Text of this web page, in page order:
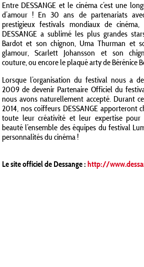
Entre DESSANGE et le cinéma c’est une
d’amour ! En 30 ans de partenariats
prestigieux festivals mondiaux de cinéma,
DESSANGE a sublimé les plus grandes
Bardot et son chignon, Uma Thurman et
glamour, Scarlett Johansson et son
couture, ou encore le plaqué arty de Bérénice
Lorsque l’organisation du festival nous a
2009 de devenir Partenaire Officiel du
nous avons naturellement accepté. Durant
2014, nos coiffeurs DESSANGE apporteront
toute leur créativité et leur expertise pour
beauté l’ensemble des équipes du festival
personnalités du cinéma !
Le site officiel de Dessange : http://